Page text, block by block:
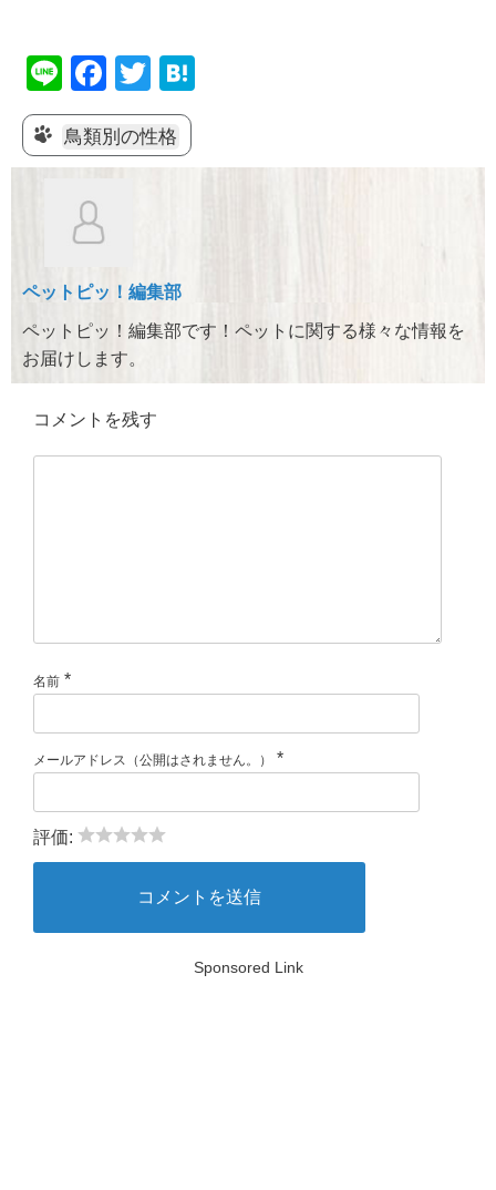
Li
n
e
F
a
c
e
o
k
T
wi
tt
er
n
鳥類別の性格
ペットピッ！編集部
ペットピッ！編集部です！ペットに関する様々な情報を
お届けします。
コメントを残す
名前 *
メールアドレス（公開はされません。） *
評価:
Sponsored Link